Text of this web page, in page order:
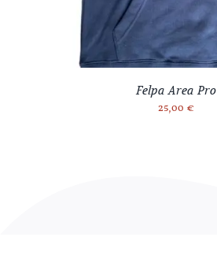
Felpa Area Pro
25,00 €